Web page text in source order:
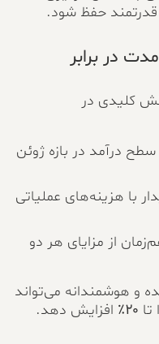
حفظ شود.
در برابر
کلیدی در
درآمد در بازه ژوئن
با هزینه‌های عملیاتی
از مزایای هر دو
و هوشمندانه می‌تواند
۲۰٪ افزایش دهد.